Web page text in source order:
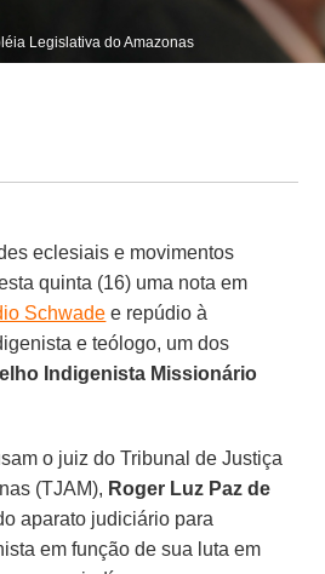
Legislativa do Amazonas
eclesiais e movimentos
quinta (16) uma nota em
Schwade e repúdio à
e teólogo, um dos
Indigenista Missionário
o juiz do Tribunal de Justiça
(TJAM), Roger Luz Paz de
aparato judiciário para
em função de sua luta em